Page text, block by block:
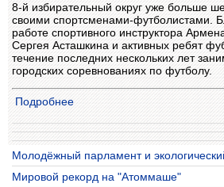
8-й избирательный округ уже больше
своими спортсменами-футболистами.
работе спортивного инструктора
Сергея Асташкина и активных ребят
течение последних нескольких лет
городских соревнованиях по футболу.
Подробнее
Молодёжный парламент и
Мировой рекорд на "Атоммаше"